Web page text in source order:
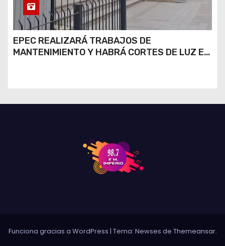
EPEC REALIZARÁ TRABAJOS DE
MANTENIMIENTO Y HABRÁ CORTES DE LUZ EN
Funciona gracias a WordPress | Tema: Newses de Themeansar.